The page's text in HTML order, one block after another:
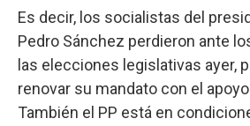
Es decir, los socialistas del
Pedro Sánchez perdieron ante
las elecciones legislativas ayer,
renovar su mandato con el
También el PP está en